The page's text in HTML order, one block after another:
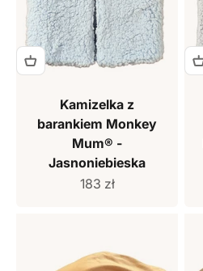
Kamizelka z
barankiem Monkey
Mum® -
Jasnoniebieska
Cena sprzedaży
183 zł